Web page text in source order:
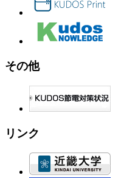
その他
リンク